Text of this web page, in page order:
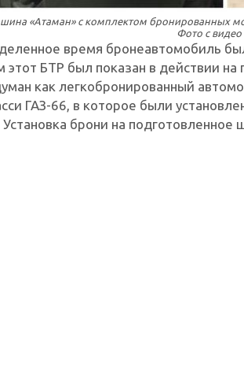
«Атаман» с комплектом бронированных
Фото с видео
время бронеавтомобиль
этот БТР был показан в действии
как легкобронированный
ГАЗ-66, в которое были
брони на подготовленное